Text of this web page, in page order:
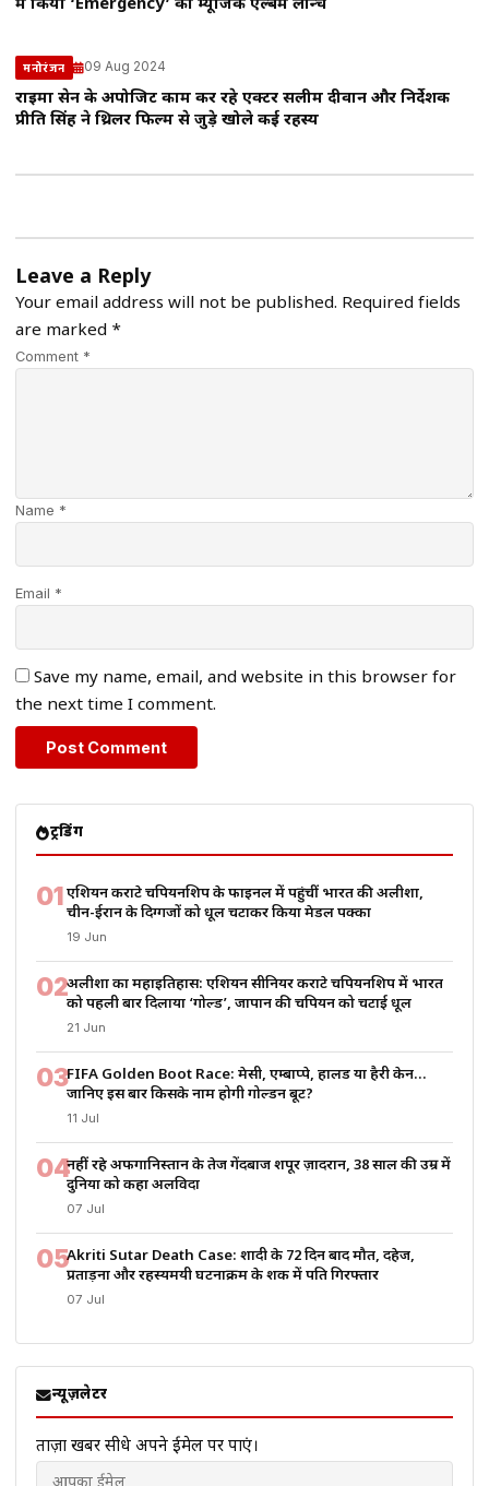
में किया ‘Emergency’ का म्यूजिक एल्बम लॉन्च
मनोरंजन 09 Aug 2024
राइमा सेन के अपोजिट काम कर रहे एक्टर सलीम दीवान और निर्देशक
प्रीति सिंह ने थ्रिलर फिल्म से जुड़े खोले कई रहस्य
Leave a Reply
Your email address will not be published. Required fields
are marked *
Comment *
Name *
Email *
Save my name, email, and website in this browser for
the next time I comment.
ट्रेंडिंग
01एशियन कराटे चैंपियनशिप के फाइनल में पहुंचीं भारत की अलीशा,
चीन-ईरान के दिग्गजों को धूल चटाकर किया मेडल पक्का
19 Jun
02अलीशा का महाइतिहास: एशियन सीनियर कराटे चैंपियनशिप में भारत
को पहली बार दिलाया ‘गोल्ड’, जापान की चैंपियन को चटाई धूल
21 Jun
03FIFA Golden Boot Race: मेसी, एम्बाप्पे, हालैंड या हैरी केन…
जानिए इस बार किसके नाम होगी गोल्डन बूट?
11 Jul
04नहीं रहे अफगानिस्तान के तेज गेंदबाज शपूर ज़ादरान, 38 साल की उम्र में
दुनिया को कहा अलविदा
07 Jul
05Akriti Sutar Death Case: शादी के 72 दिन बाद मौत, दहेज,
प्रताड़ना और रहस्यमयी घटनाक्रम के शक में पति गिरफ्तार
07 Jul
न्यूज़लेटर
ताज़ा खबरें सीधे अपने ईमेल पर पाएं।